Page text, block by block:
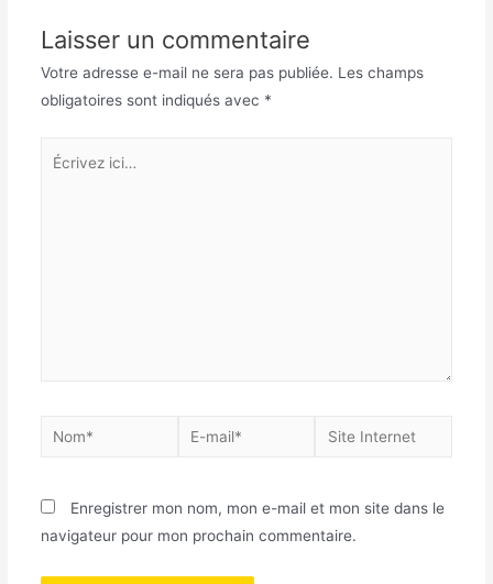
Laisser un commentaire
Votre adresse e-mail ne sera pas publiée. Les champs
obligatoires sont indiqués avec *
Enregistrer mon nom, mon e-mail et mon site dans le
navigateur pour mon prochain commentaire.